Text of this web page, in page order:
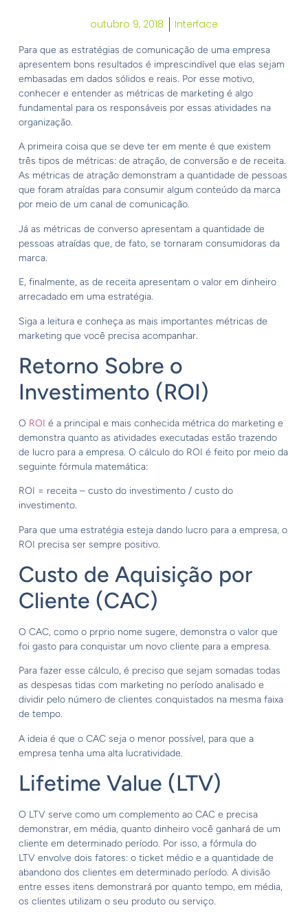
outubro 9, 2018 Interface
Para que as estratégias de comunicação de uma empresa
apresentem bons resultados é imprescindível que elas sejam
embasadas em dados sólidos e reais. Por esse motivo,
conhecer e entender as métricas de marketing é algo
fundamental para os responsáveis por essas atividades na
organização.
A primeira coisa que se deve ter em mente é que existem
três tipos de métricas: de atração, de conversão e de receita.
As métricas de atração demonstram a quantidade de pessoas
que foram atraídas para consumir algum conteúdo da marca
por meio de um canal de comunicação.
Já as métricas de converso apresentam a quantidade de
pessoas atraídas que, de fato, se tornaram consumidoras da
marca.
E, finalmente, as de receita apresentam o valor em dinheiro
arrecadado em uma estratégia.
Siga a leitura e conheça as mais importantes métricas de
marketing que você precisa acompanhar.
Retorno Sobre o
Investimento (ROI)
O ROI é a principal e mais conhecida métrica do marketing e
demonstra quanto as atividades executadas estão trazendo
de lucro para a empresa. O cálculo do ROI é feito por meio da
seguinte fórmula matemática:
ROI = receita – custo do investimento / custo do
investimento.
Para que uma estratégia esteja dando lucro para a empresa, o
ROI precisa ser sempre positivo.
Custo de Aquisição por
Cliente (CAC)
O CAC, como o prprio nome sugere, demonstra o valor que
foi gasto para conquistar um novo cliente para a empresa.
Para fazer esse cálculo, é preciso que sejam somadas todas
as despesas tidas com marketing no período analisado e
dividir pelo número de clientes conquistados na mesma faixa
de tempo.
A ideia é que o CAC seja o menor possível, para que a
empresa tenha uma alta lucratividade.
Lifetime Value (LTV)
O LTV serve como um complemento ao CAC e precisa
demonstrar, em média, quanto dinheiro você ganhará de um
cliente em determinado período. Por isso, a fórmula do
LTV envolve dois fatores: o ticket médio e a quantidade de
abandono dos clientes em determinado período. A divisão
entre esses itens demonstrará por quanto tempo, em média,
os clientes utilizam o seu produto ou serviço.